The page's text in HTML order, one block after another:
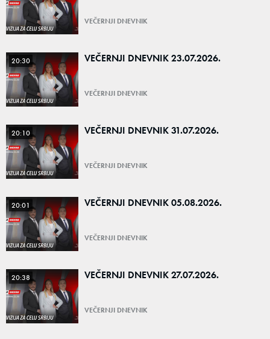
VEČERNJI DNEVNIK
20:30 VEČERNJI DNEVNIK 23.07.2026.
VEČERNJI DNEVNIK
20:10 VEČERNJI DNEVNIK 31.07.2026.
VEČERNJI DNEVNIK
20:01 VEČERNJI DNEVNIK 05.08.2026.
VEČERNJI DNEVNIK
20:38 VEČERNJI DNEVNIK 27.07.2026.
VEČERNJI DNEVNIK